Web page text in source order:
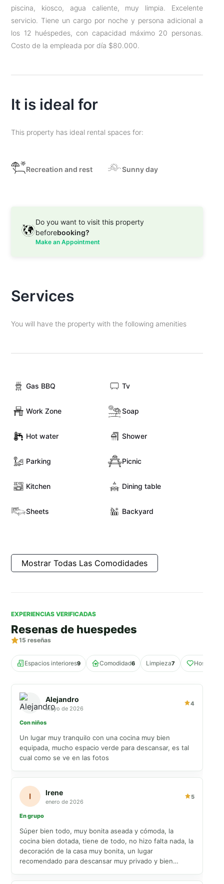
piscina, kiosco, agua caliente, muy limpia. Excelente
servicio. Tiene un cargo por noche y persona adicional a
los 12 huéspedes, con capacidad máximo 20 personas.
Costo de la empleada por día $80.000.
It is ideal for
This property has ideal rental spaces for:
Recreation and rest Sunny day
Do you want to visit this property
beforebooking?
Make an Appointment
Services
You will have the property with the following amenities
Gas BBQ Tv
Work Zone Soap
Hot water Shower
Parking Picnic
Kitchen Dining table
Sheets Backyard
Mostrar Todas Las Comodidades
EXPERIENCIAS VERIFICADAS
Resenas de huespedes
15 reseñas
Espacios interiores9 Comodidad6 Limpieza7
Alejandro
mayo de 2026
4
Con niños
Un lugar muy tranquilo con una cocina muy bien
equipada, mucho espacio verde para descansar, es tal
cual como se ve en las fotos
Irene
enero de 2026
5
En grupo
Súper bien todo, muy bonita aseada y cómoda, la
cocina bien dotada, tiene de todo, no hizo falta nada, la
decoración de la casa muy bonita, un lugar
recomendado para descansar muy privado y bien